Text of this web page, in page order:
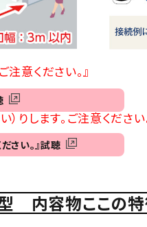
意ください。』
りします。ご注意ください
さい。』試聴
内容物ここの特